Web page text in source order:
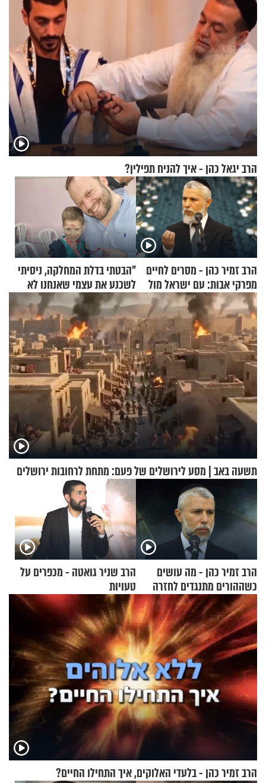
הרב יגאל כהן - איך להניח תפילין?
הרב זמיר כהן - מסרים לחיים
מפרקי אבות: עם ישראל מול
אומות העולם
"הבטתי בדלת המחלקה, ניסיתי
לשכנע את עצמי שאנחנו לא
שייכים לשם"
תשעה באב | מסע לירושלים של פעם: מתחת לרחובות ירושלים
הרב זמיר כהן - מה עושים
כשההורים מתנגדים לחזרה
בתשובה?
הרב שניר גואטה - מכפרים על
טעויות
הרב זמיר כהן - בלעדי האלוקים, איך התחילו החיים?